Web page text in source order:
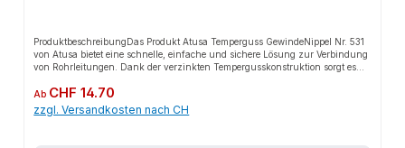
ProduktbeschreibungDas Produkt Atusa Temperguss GewindeNippel Nr. 531
von Atusa bietet eine schnelle, einfache und sichere Lösung zur Verbindung
von Rohrleitungen. Dank der verzinkten Tempergusskonstruktion sorgt es
gewerbliche Anwendungen an. Das robuste Design und die einfache
Montage machen dieses Produkt zu einer zuverlässigen Wahl für jede
Installation.EigenschaftenMaterial: Temperguss,
Regulärer Preis:
Ab CHF 14.70
zzgl. Versandkosten nach CH